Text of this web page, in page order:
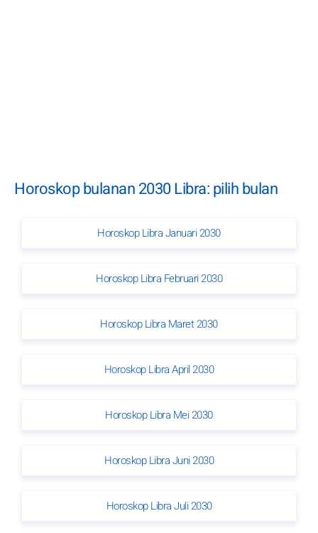
Horoskop bulanan 2030 Libra: pilih bulan
Horoskop Libra Januari 2030
Horoskop Libra Februari 2030
Horoskop Libra Maret 2030
Horoskop Libra April 2030
Horoskop Libra Mei 2030
Horoskop Libra Juni 2030
Horoskop Libra Juli 2030